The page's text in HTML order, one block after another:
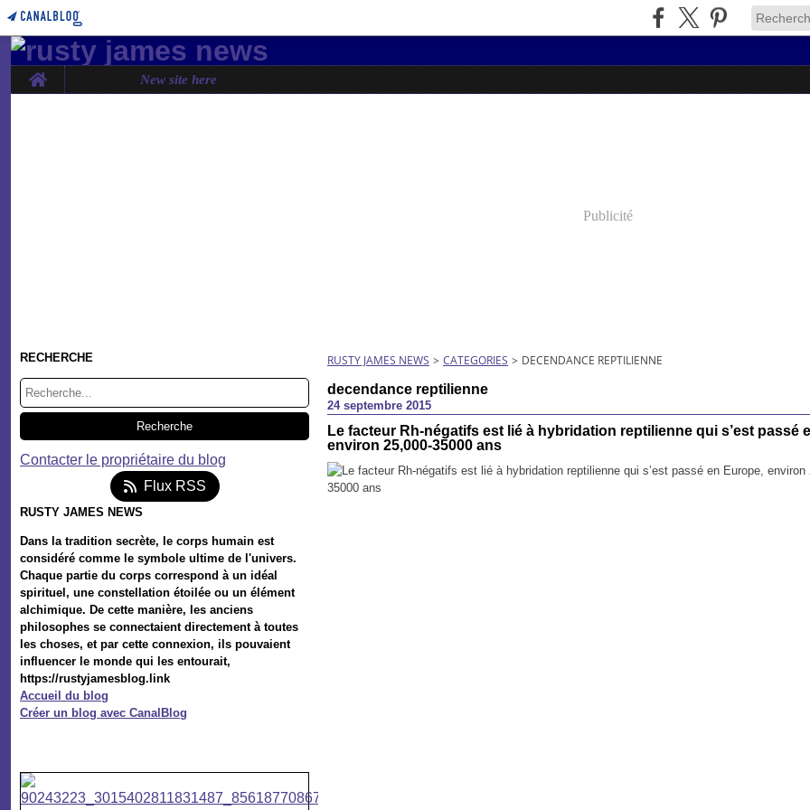
Home New site here
Publicité
RECHERCHE
Contacter le propriétaire du blog
Flux RSS
RUSTY JAMES NEWS
Dans la tradition secrète, le corps humain est
considéré comme le symbole ultime de l'univers.
Chaque partie du corps correspond à un idéal
spirituel, une constellation étoilée ou un élément
alchimique. De cette manière, les anciens
philosophes se connectaient directement à toutes
les choses, et par cette connexion, ils pouvaient
influencer le monde qui les entourait,
https://rustyjamesblog.link
Accueil du blog
Créer un blog avec CanalBlog
RUSTY JAMES NEWS > CATEGORIES > DECENDANCE REPTILIENNE
decendance reptilienne
24 septembre 2015
Le facteur Rh-négatifs est lié à hybridation reptilienne qui s’est passé
environ 25,000-35000 ans